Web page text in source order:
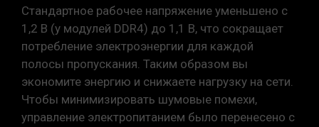
Стандартное рабочее напряжение уменьшено с
1,2 В (у модулей DDR4) до 1,1 В, что сокращает
потребление электроэнергии для каждой
полосы пропускания. Таким образом вы
экономите энергию и снижаете нагрузку на сети.
Чтобы минимизировать шумовые помехи,
управление электропитанием было перенесено с